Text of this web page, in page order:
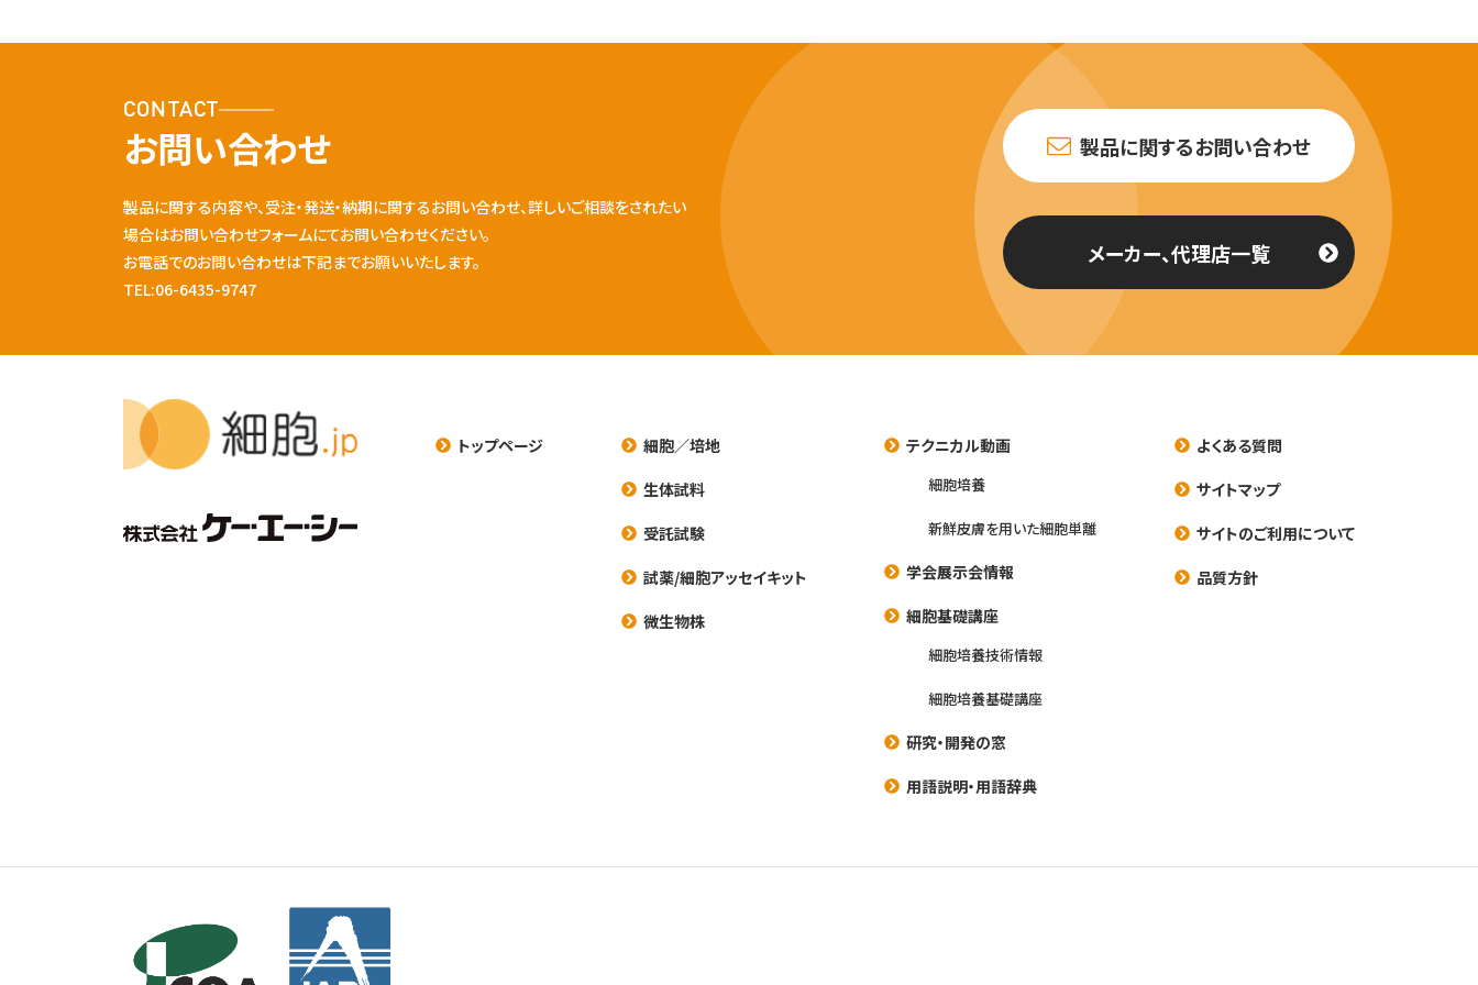
CONTACT
お問い合わせ
製品に関する内容や、受注・発送・納期に関するお問い合わせ、詳しいご相談をされたい
場合はお問い合わせフォームにてお問い合わせください。
お電話でのお問い合わせは下記までお願いいたします。
TEL:06-6435-9747
製品に関するお問い合わせ
メーカー、代理店一覧
トップページ
細胞／培地
生体試料
受託試験
試薬/細胞アッセイキット
微生物株
テクニカル動画
細胞培養
新鮮皮膚を用いた細胞単離
学会展示会情報
細胞基礎講座
細胞培養技術情報
細胞培養基礎講座
研究・開発の窓
用語説明・用語辞典
よくある質問
サイトマップ
サイトのご利用について
品質方針